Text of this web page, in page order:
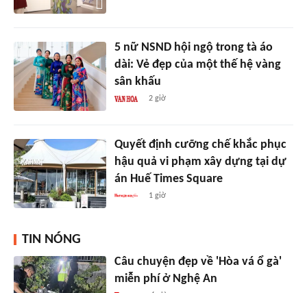
5 nữ NSND hội ngộ trong tà áo
dài: Vẻ đẹp của một thế hệ vàng
sân khấu
2 giờ
Quyết định cưỡng chế khắc phục
hậu quả vi phạm xây dựng tại dự
án Huế Times Square
1 giờ
TIN NÓNG
Câu chuyện đẹp về 'Hòa vá ổ gà'
miễn phí ở Nghệ An